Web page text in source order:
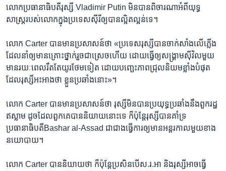
លោក​ប្រធានាធិបតី​រុស្សី Vladimir Putin មិន​បាន​ពិចារណា​អំពី​យុទ្ធ
សាស្ត្ររបស់​លោក​ក្នុង​ប្រទេសស៊ីរី​ឲ្យ​បាន​ល្អិតល្អន់​ទេ។
លោក Carter បាន​មាន​ប្រសាសន៍​ថា «ប្រទេស​រុស្សី​បាន​ចាក់​សាំង​លើ​ភ្លើង​
ដែល​នាំ​ឲ្យ​មាន​គ្រោះថ្នាក់​រួច​ជា​ស្រេចហើយ ​ដោយ​ធ្វើ​ឲ្យ​សង្គ្រាម​ស៊ីវិល​មួយ​
មាន​រយៈពេល​រឹត​តែ​យូរ​ថែម​ទៀត​ ដោយ​បញ្ឆេះ​ភាព​ជ្រុលនិយម​ខ្លាំង​បំផុត​
ដែល​រុស្សី​អះអាង​ថា​ ខ្លួនប្រឆាំង​នោះ»។
លោក Carter បាន​មាន​ប្រសាសន៍​ថា​ រុស្សី​មិន​បាន​ប្រយុទ្ធ​ប្រឆាំង​នឹង​ពួក​រដ្ឋ​
ឥស្លាម ​ដូច​ដែល​ពួកគេ​បាន​និយាយ​នោះ​ទេ​ ក៏​ប៉ុន្តែ​រុស្សី​បាន​គាំទ្រ​
ប្រធានាធិបតី​Bashar al-Assad ​ជា​ជាង​ធ្វើ​ការ​ឲ្យ​មាន​អន្តរកាល​មួយ​ខាង​
នយោបាយ។
លោក Carter បាន​និយាយ​ថា​ ក៏​ប៉ុន្តែ​ប្រសិន​បើ​ស.រ.អា និងរុស្សី​អាច​ធ្វើ​